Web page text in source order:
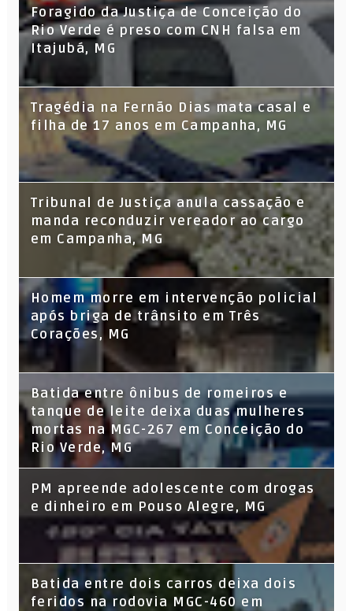
Foragido da Justiça de Conceição do
Rio Verde é preso com CNH falsa em
Itajubá, MG
Tragédia na Fernão Dias mata casal e
filha de 17 anos em Campanha, MG
Tribunal de Justiça anula cassação e
manda reconduzir vereador ao cargo
em Campanha, MG
Homem morre em intervenção policial
após briga de trânsito em Três
Corações, MG
Batida entre ônibus de romeiros e
tanque de leite deixa duas mulheres
mortas na MGC-267 em Conceição do
Rio Verde, MG
PM apreende adolescente com drogas
e dinheiro em Pouso Alegre, MG
Batida entre dois carros deixa dois
feridos na rodovia MGC-460 em